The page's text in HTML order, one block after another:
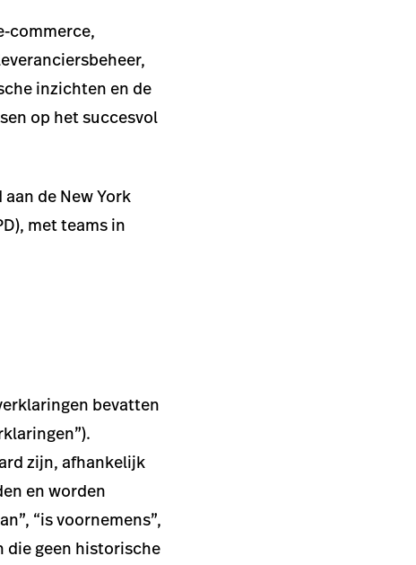
commerce,
inzichten en de
op het succesvol
de New York
met teams in
bevatten
zijn, afhankelijk
en worden
“is voornemens”,
die geen historische